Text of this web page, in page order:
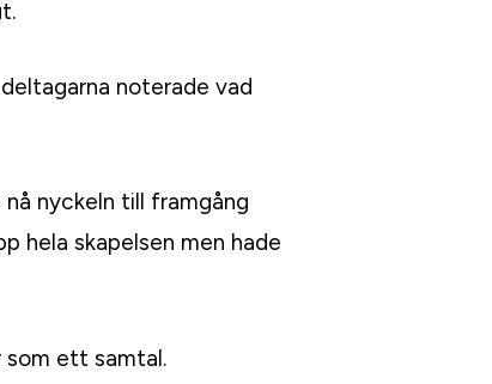
noterade vad
nyckeln till framgång
hela skapelsen men hade
som ett samtal.